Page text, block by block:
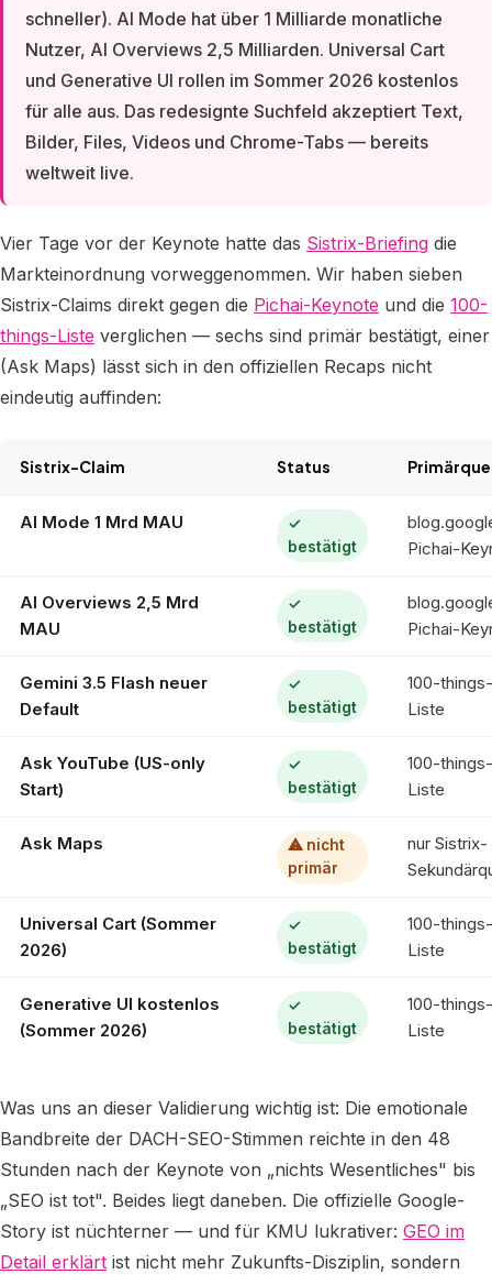
schneller). AI Mode hat über 1 Milliarde monatliche
Nutzer, AI Overviews 2,5 Milliarden. Universal Cart
und Generative UI rollen im Sommer 2026 kostenlos
für alle aus. Das redesignte Suchfeld akzeptiert Text,
Bilder, Files, Videos und Chrome-Tabs — bereits
weltweit live.
Vier Tage vor der Keynote hatte das Sistrix-Briefing die
Markteinordnung vorweggenommen. Wir haben sieben
Sistrix-Claims direkt gegen die Pichai-Keynote und die 100-
things-Liste verglichen — sechs sind primär bestätigt, einer
(Ask Maps) lässt sich in den offiziellen Recaps nicht
eindeutig auffinden:
Sistrix-Claim Status
AI Mode 1 Mrd MAU
✓
bestätigt
Pichai-
AI Overviews 2,5 Mrd
MAU
✓
bestätigt
Pichai-
Gemini 3.5 Flash neuer
Default
✓
bestätigt
100-things-
Liste
Ask YouTube (US-only
Start)
✓
bestätigt
100-things-
Liste
Ask Maps
⚠ nicht
primär
nur Sistrix-
Universal Cart (Sommer
2026)
✓
bestätigt
100-things-
Liste
Generative UI kostenlos
(Sommer 2026)
✓
bestätigt
100-things-
Liste
Was uns an dieser Validierung wichtig ist: Die emotionale
Bandbreite der DACH-SEO-Stimmen reichte in den 48
Stunden nach der Keynote von „nichts Wesentliches" bis
„SEO ist tot". Beides liegt daneben. Die offizielle Google-
Story ist nüchterner — und für KMU lukrativer: GEO im
Detail erklärt ist nicht mehr Zukunfts-Disziplin, sondern